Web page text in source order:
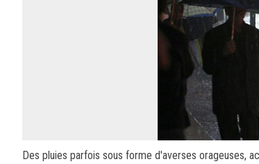
Des pluies parfois sous forme d'averses orageuses,